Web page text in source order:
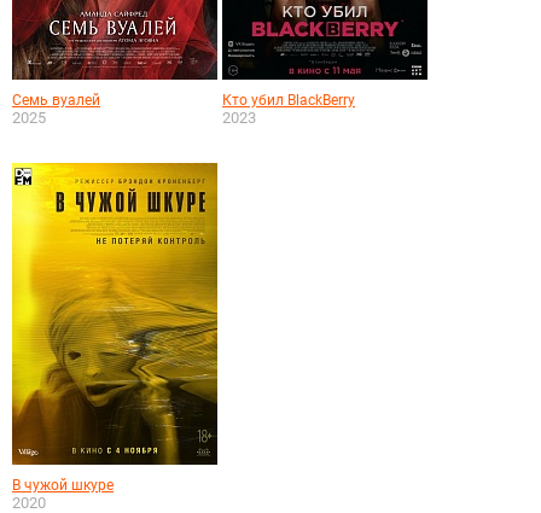
Семь вуалей
2025
Кто убил BlackBerry
2023
В чужой шкуре
2020